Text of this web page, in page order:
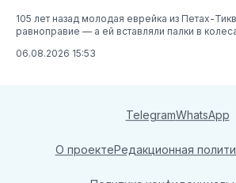
105 лет назад молодая еврейка из Петах-
равноправие — а ей вставляли палки в
06.08.2026 15:53
TelegramWhatsApp
О проектеРедакционная